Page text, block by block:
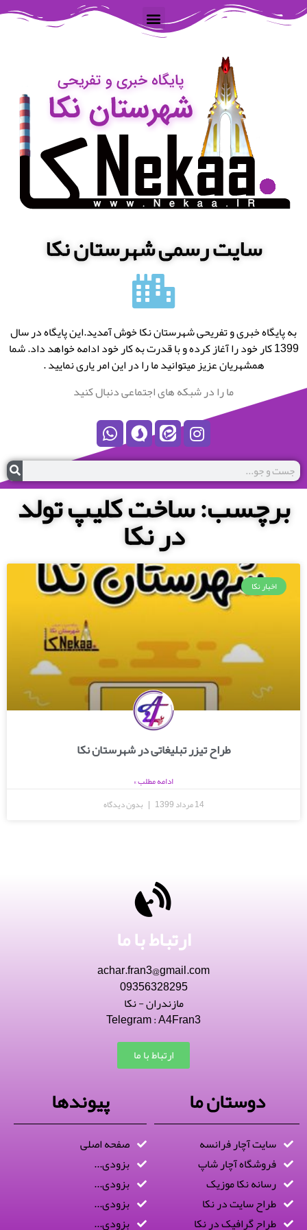
سایت رسمی شهرستان نکا
به پایگاه خبری و تفریحی شهرستان نکا خوش آمدید.این پایگاه در سال
1399 کار خود را آغاز کرده و با قدرت به کار خود ادامه خواهد داد. شما
همشهریان عزیز میتوانید ما را در این امر یاری نمایید .
ما را در شبکه های اجتماعی دنبال کنید
برچسب: ساخت کلیپ تولد
در نکا
اخبار نکا
طراح تیزر تبلیغاتی در شهرستان نکا
ادامه مطلب »
14 مرداد 1399
بدون دیدگاه
ارتباط با ما
achar.fran3@gmail.com
09356328295
مازندران - نکا
Telegram : A4Fran3
ارتباط با ما
دوستان ما
سایت آچار فرانسه
فروشگاه آچار شاپ
رسانه نکا موزیک
طراح سایت در نکا
طراح گرافیک در نکا
پیوندها
صفحه اصلی
بزودی...
بزودی...
بزودی...
بزودی...